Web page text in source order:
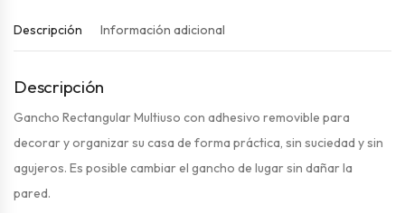
Descripción Información adicional
Descripción
Gancho Rectangular Multiuso con adhesivo removible para
decorar y organizar su casa de forma práctica, sin suciedad y sin
agujeros. Es posible cambiar el gancho de lugar sin dañar la
pared.